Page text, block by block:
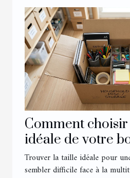
Comment
idéale de votre
stockage ?
Trouver la taille idéale pour
sembler difficile face à la